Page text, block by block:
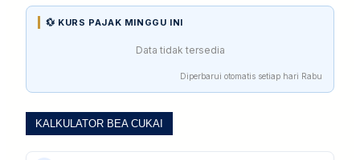
💱 KURS PAJAK MINGGU INI
Data tidak tersedia
Diperbarui otomatis setiap hari Rabu
KALKULATOR BEA CUKAI